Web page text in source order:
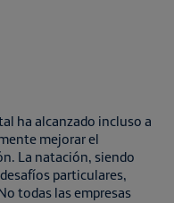
ha alcanzado incluso a
mejorar el
La natación, siendo
particulares,
todas las empresas